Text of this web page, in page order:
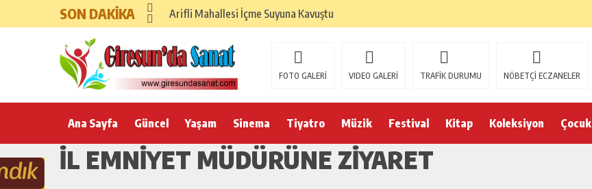
SON DAKİKA Arifli Mahallesi İçme Suyuna Kavuştu
FOTO GALERİ VIDEO GALERİ TRAFİK DURUMU NÖBETÇİ ECZANELER
Ana Sayfa Güncel Yaşam Sinema Tiyatro Müzik Festival Kitap Koleksiyon Çocuk
İL EMNİYET MÜDÜRÜNE ZİYARET